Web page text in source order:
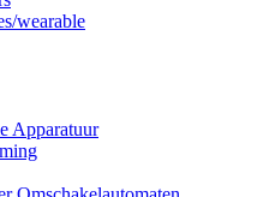
wearable
Apparatuur